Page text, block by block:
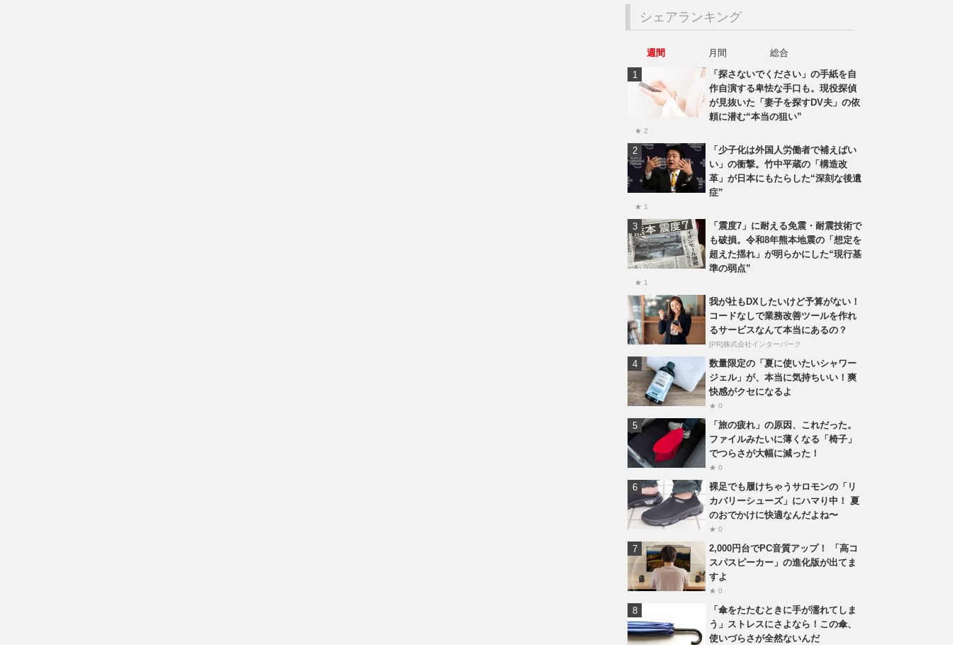
シェアランキング
週間 月間
総合
「探さないでください」の手紙を自
作自演する卑怯な手口も。現役探偵
が見抜いた「妻子を探すDV夫」の依
頼に潜む“本当の狙い”
★ 2
「少子化は外国人労働者で補えばい
い」の衝撃。竹中平蔵の「構造改
革」が日本にもたらした“深刻な後遺
症”
★ 1
「震度7」に耐える免震・耐震技術で
も破損。令和8年熊本地震の「想定を
超えた揺れ」が明らかにした“現行基
準の弱点”
★ 1
我が社もDXしたいけど予算がない！
コードなしで業務改善ツールを作れ
るサービスなんて本当にあるの？
[PR]株式会社インターパーク
数量限定の「夏に使いたいシャワー
ジェル」が、本当に気持ちいい！爽
快感がクセになるよ
★ 0
「旅の疲れ」の原因、これだった。
ファイルみたいに薄くなる「椅子」
でつらさが大幅に減った！
★ 0
裸足でも履けちゃうサロモンの「リ
カバリーシューズ」にハマり中！ 夏
のおでかけに快適なんだよね〜
★ 0
2,000円台でPC音質アップ！ 「高コ
スパスピーカー」の進化版が出てま
すよ
★ 0
「傘をたたむときに手が濡れてしま
う」ストレスにさよなら！この傘、
使いづらさが全然ないんだ